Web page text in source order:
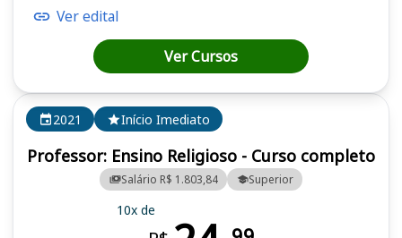
2021 Início Imediato
Professor: Ensino Religioso - Curso completo
Salário R$ 1.803,84 Superior
10x de
Ver edital
Ver Cursos